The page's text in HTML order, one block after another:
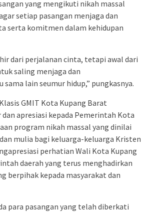
yang mengikuti nikah massal
setiap pasangan menjaga dan
serta komitmen dalam kehidupan
dari perjalanan cinta, tetapi awal dari
saling menjaga dan
lain seumur hidup,” pungkasnya.
GMIT Kota Kupang Barat
apresiasi kepada Pemerintah Kota
program nikah massal yang dinilai
mulia bagi keluarga-keluarga Kristen
perhatian Wali Kota Kupang
daerah yang terus menghadirkan
berpihak kepada masyarakat dan
para pasangan yang telah diberkati